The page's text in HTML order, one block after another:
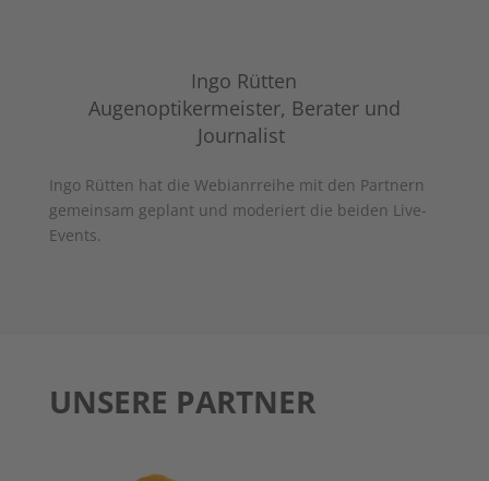
Ingo Rütten
Augenoptikermeister, Berater und
Journalist
Ingo Rütten hat die Webianrreihe mit den Partnern
gemeinsam geplant und moderiert die beiden Live-
Events.
UNSERE PARTNER